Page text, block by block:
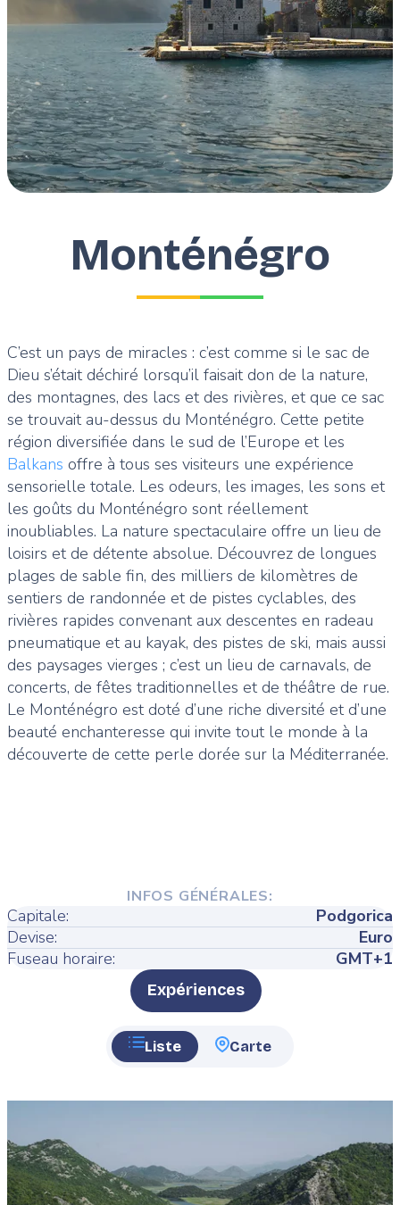
Monténégro
C’est un pays de miracles : c’est comme si le sac de
Dieu s’était déchiré lorsqu’il faisait don de la nature,
des montagnes, des lacs et des rivières, et que ce sac
se trouvait au-dessus du Monténégro. Cette petite
région diversifiée dans le sud de l’Europe et les
Balkans offre à tous ses visiteurs une expérience
sensorielle totale. Les odeurs, les images, les sons et
les goûts du Monténégro sont réellement
inoubliables. La nature spectaculaire offre un lieu de
loisirs et de détente absolue. Découvrez de longues
plages de sable fin, des milliers de kilomètres de
sentiers de randonnée et de pistes cyclables, des
rivières rapides convenant aux descentes en radeau
pneumatique et au kayak, des pistes de ski, mais aussi
des paysages vierges ; c’est un lieu de carnavals, de
concerts, de fêtes traditionnelles et de théâtre de rue.
Le Monténégro est doté d’une riche diversité et d’une
beauté enchanteresse qui invite tout le monde à la
découverte de cette perle dorée sur la Méditerranée.
INFOS GÉNÉRALES:
Capitale:
Podgorica
Devise:
Euro
Fuseau horaire:
GMT+1
TypeExpériences
Liste Carte